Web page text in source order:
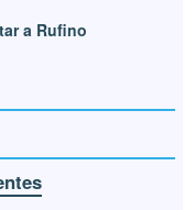
a Rufino